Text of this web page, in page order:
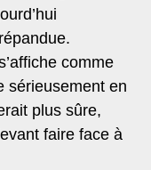
comme
sérieusement en
plus sûre,
faire face à